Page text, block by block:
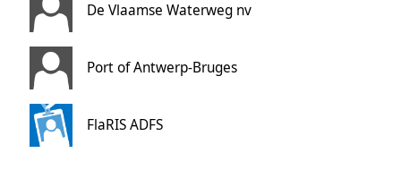
De Vlaamse Waterweg nv
Port of Antwerp-Bruges
FlaRIS ADFS